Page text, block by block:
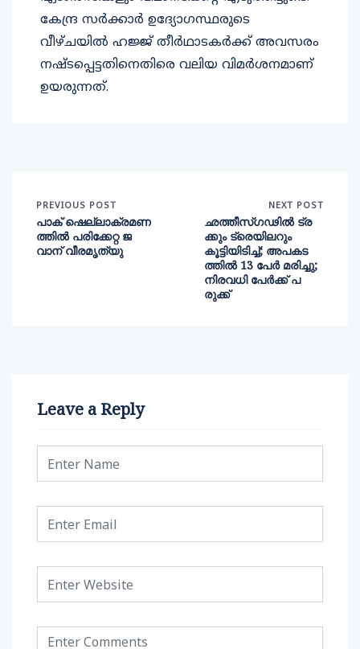
കേന്ദ്ര സർക്കാർ ഉദ്യോഗസ്ഥരുടെ
വീഴ്ചയില്‍ ഹജ്ജ് തീർഥാടകർക്ക് അവസരം
നഷ്ടപ്പെട്ടതിനെതിരെ വലിയ വിമർശനമാണ്
ഉയരുന്നത്.
PREVIOUS POST
പാക് ഷെല്ലാക്രമണ
ത്തില്‍ പരിക്കേറ്റ ജ
വാന് വീരമൃത്യു
NEXT POST
ഛത്തീസ്ഗഢില്‍ ട്ര
ക്കും ട്രെയിലറും
കൂട്ടിയിടിച്ച്; അപകട
ത്തില്‍ 13 പേര്‍ മരിച്ചു;
നിരവധി പേര്‍ക്ക് പ
രുക്ക്
Leave a Reply